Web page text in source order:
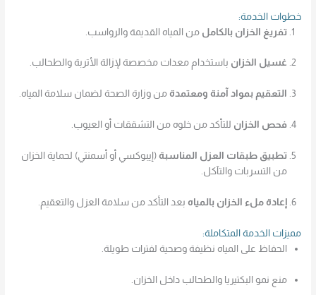
خطوات الخدمة:
تفريغ الخزان بالكامل من المياه القديمة والرواسب.
غسيل الخزان باستخدام معدات مخصصة لإزالة الأتربة والطحالب.
التعقيم بمواد آمنة ومعتمدة من وزارة الصحة لضمان سلامة المياه.
فحص الخزان للتأكد من خلوه من التشققات أو العيوب.
تطبيق طبقات العزل المناسبة (إيبوكسي أو أسمنتي) لحماية الخزان
من التسربات والتآكل.
إعادة ملء الخزان بالمياه بعد التأكد من سلامة العزل والتعقيم.
مميزات الخدمة المتكاملة:
الحفاظ على المياه نظيفة وصحية لفترات طويلة.
منع نمو البكتيريا والطحالب داخل الخزان.